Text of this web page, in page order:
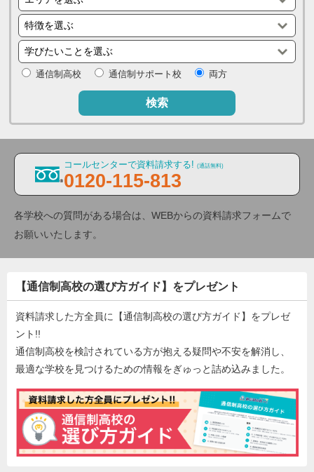
通信制高校 通信制サポート校 両方
検索
コールセンターで資料請求する! (通話無料)
0120-115-813
各学校への質問がある場合は、WEBからの資料請求フォームで
お願いいたします。
【通信制高校の選び方ガイド】をプレゼント
資料請求した方全員に【通信制高校の選び方ガイド】をプレゼ
ント!!
通信制高校を検討されている方が抱える疑問や不安を解消し、
最適な学校を見つけるための情報をぎゅっと詰め込みました。